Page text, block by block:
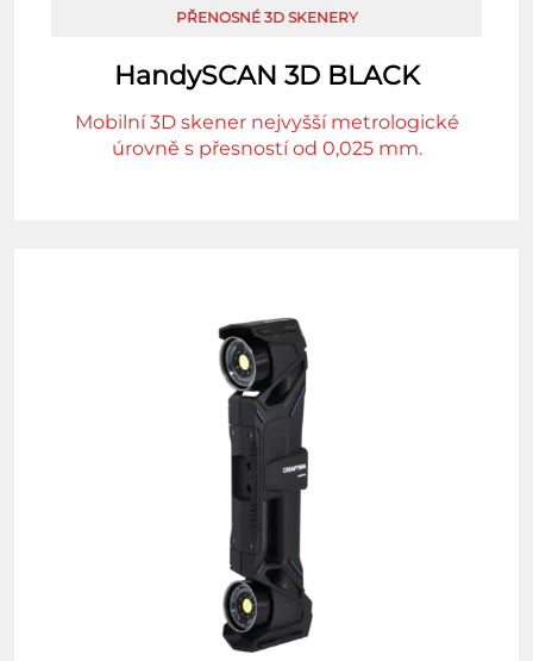
PŘENOSNÉ 3D SKENERY
HandySCAN 3D BLACK
Mobilní 3D skener nejvyšší metrologické
úrovně s přesností od 0,025 mm.